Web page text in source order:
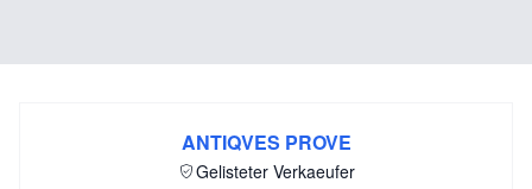
ANTIQVES PROVE
Gelisteter Verkaeufer